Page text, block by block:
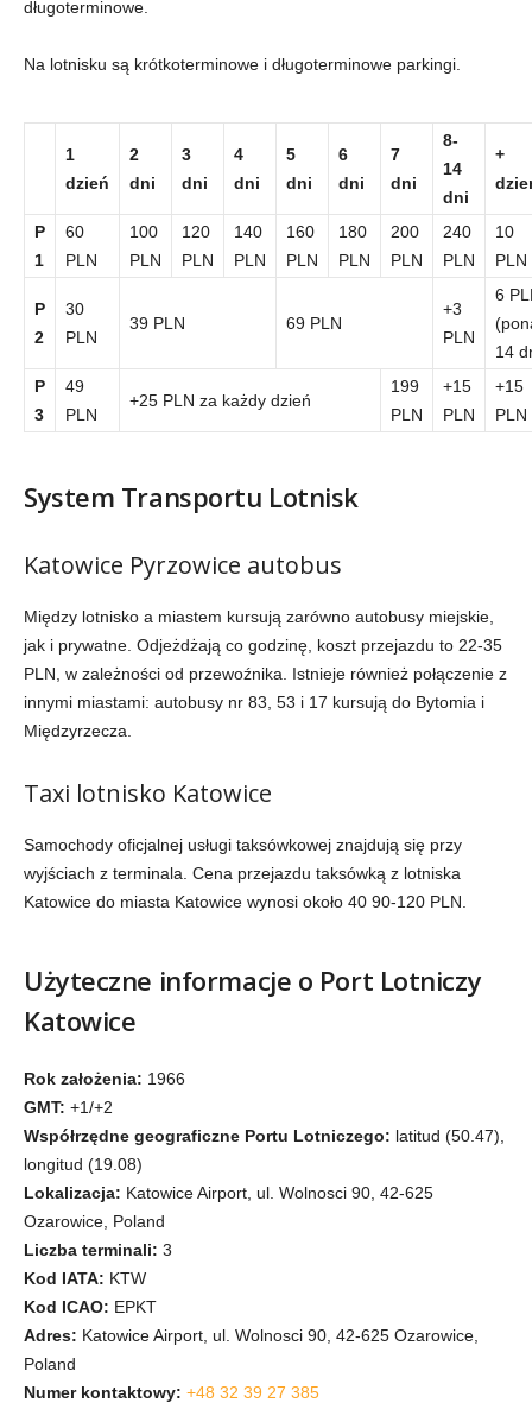
długoterminowe.
Na lotnisku są krótkoterminowe i długoterminowe parkingi.
1
dzień
2
dni
3
dni
4
dni
5
dni
6
dni
7
dni
8-
14
dni
+
P
1
60
PLN
100
PLN
120
PLN
140
PLN
160
PLN
180
PLN
200
PLN
240
PLN
10
PLN
P
2
30
PLN
39 PLN 69 PLN
+3
PLN
6
14
P
3
49
PLN
+25 PLN za każdy dzień
199
PLN
+15
PLN
+15
PLN
System Transportu Lotnisk
Katowice Pyrzowice autobus
Między lotnisko a miastem kursują zarówno autobusy miejskie,
jak i prywatne. Odjeżdżają co godzinę, koszt przejazdu to 22-35
PLN, w zależności od przewoźnika. Istnieje również połączenie z
innymi miastami: autobusy nr 83, 53 i 17 kursują do Bytomia i
Międzyrzecza.
Taxi lotnisko Katowice
Samochody oficjalnej usługi taksówkowej znajdują się przy
wyjściach z terminala. Cena przejazdu taksówką z lotniska
Katowice do miasta Katowice wynosi około 40 90-120 PLN.
Użyteczne informacje o Port Lotniczy
Katowice
Rok założenia: 1966
GMT: +1/+2
Współrzędne geograficzne Portu Lotniczego: latitud (50.47),
longitud (19.08)
Lokalizacja: Katowice Airport, ul. Wolnosci 90, 42-625
Ozarowice, Poland
Liczba terminali: 3
Kod IATA: KTW
Kod ICAO: EPKT
Adres: Katowice Airport, ul. Wolnosci 90, 42-625 Ozarowice,
Poland
Numer kontaktowy: +48 32 39 27 385